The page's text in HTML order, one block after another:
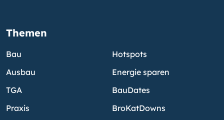
Themen
Bau
Ausbau
TGA
Praxis
Hotspots
Energie sparen
BauDates
BroKatDowns